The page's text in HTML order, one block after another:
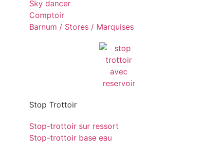
Sky dancer
Comptoir
Barnum / Stores / Marquises
Stop Trottoir
Stop-trottoir sur ressort
Stop-trottoir base eau